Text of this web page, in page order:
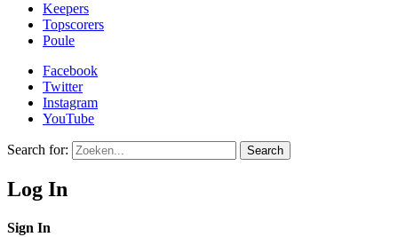
Keepers
Topscorers
Poule
Facebook
Twitter
Instagram
YouTube
Search for: Search
Log In
Sign In